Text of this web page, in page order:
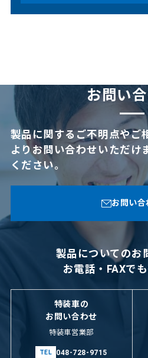
お問い
製品に関するご不明点やご
よりお問い合わせいただけ
ください。
お問い合
製品についてのお
お電話・FAXでも
特装車の
お問い合わせ
特装車営業部
048-728-9715